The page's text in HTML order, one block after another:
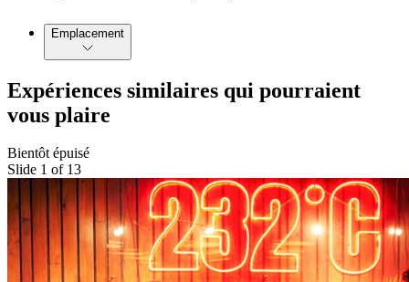
Emplacement
Expériences similaires qui pourraient
vous plaire
Bientôt épuisé
Slide 1 of 13